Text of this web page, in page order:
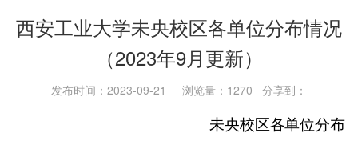
西安工业大学未央校区各单位分布情况
（2023年9月更新）
发布时间：2023-09-21 浏览量： 1270 分享到：
未央校区各单位分布